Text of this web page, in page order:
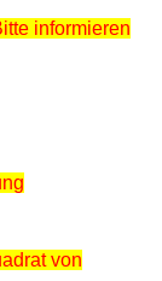
informieren
von